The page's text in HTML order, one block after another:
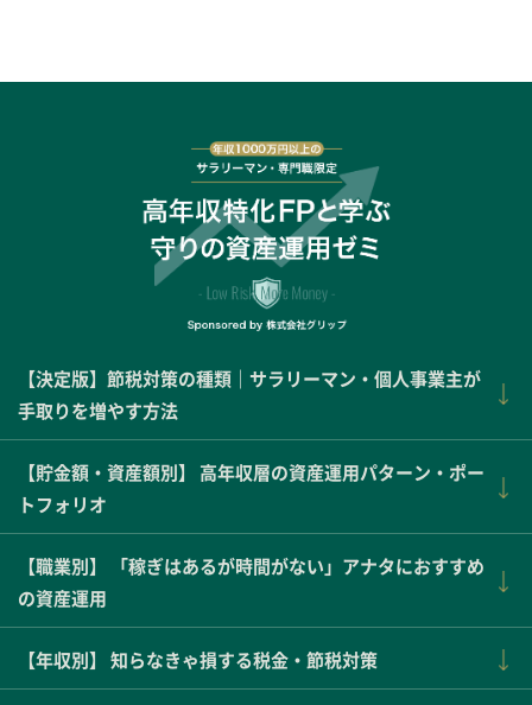
【決定版】節税対策の種類｜サラリーマン・個人事業主が
手取りを増やす方法
【貯金額・資産額別】 高年収層の資産運用パターン・ポー
トフォリオ
【職業別】 「稼ぎはあるが時間がない」アナタにおすすめ
の資産運用
【年収別】 知らなきゃ損する税金・節税対策